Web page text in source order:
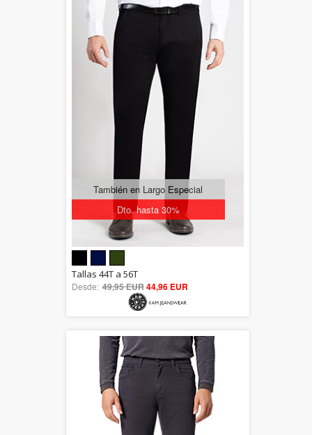
Dto. hasta 30%
También en Largo Especial
5.00
out of 5
Tallas 44T a 56T
Desde: 49,95 EUR44,96 EUR